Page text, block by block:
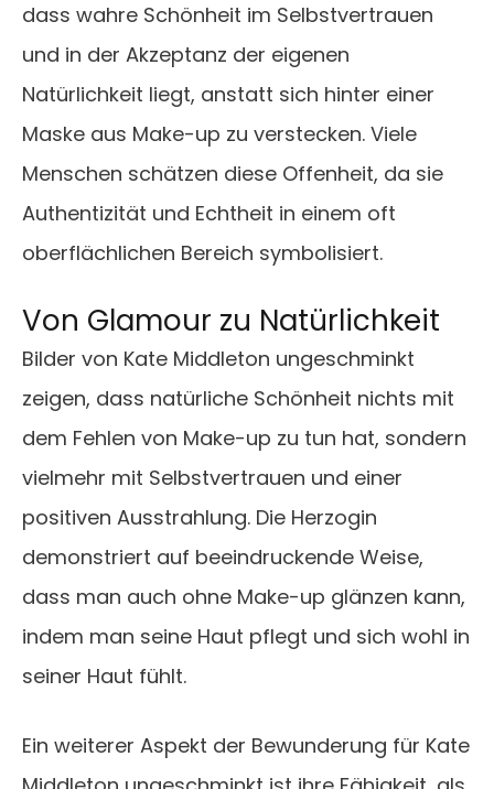
dass wahre Schönheit im Selbstvertrauen
und in der Akzeptanz der eigenen
Natürlichkeit liegt, anstatt sich hinter einer
Maske aus Make-up zu verstecken. Viele
Menschen schätzen diese Offenheit, da sie
Authentizität und Echtheit in einem oft
oberflächlichen Bereich symbolisiert.
Von Glamour zu Natürlichkeit
Bilder von Kate Middleton ungeschminkt
zeigen, dass natürliche Schönheit nichts mit
dem Fehlen von Make-up zu tun hat, sondern
vielmehr mit Selbstvertrauen und einer
positiven Ausstrahlung. Die Herzogin
demonstriert auf beeindruckende Weise,
dass man auch ohne Make-up glänzen kann,
indem man seine Haut pflegt und sich wohl in
seiner Haut fühlt.
Ein weiterer Aspekt der Bewunderung für Kate